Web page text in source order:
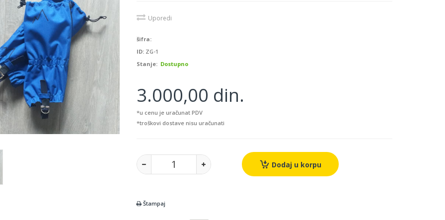
Uporedi
šifra:
ID: ZG-1
Stanje: Dostupno
3.000,00 din.
*u cenu je uračunat PDV
*troškovi dostave nisu uračunati
Dodaj u korpu
Štampaj